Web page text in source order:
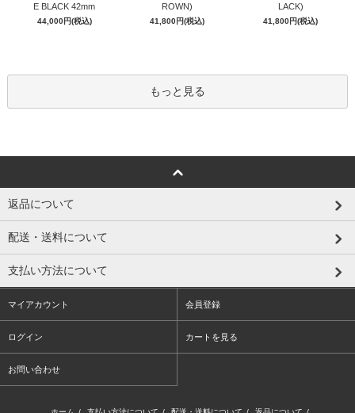
E BLACK 42mm
44,000円(税込)
ROWN)
41,800円(税込)
LACK)
41,800円(税込)
もっと見る
返品について
配送・送料について
支払い方法について
マイアカウント 会員登録
ログイン カートを見る
お問い合わせ